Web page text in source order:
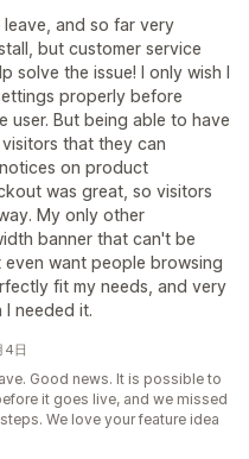
leave, and so far very
but customer service
solve the issue! I only wish I
properly before
user. But being able to have
that they can
on product
was great, so visitors
My only other
banner that can't be
want people browsing
fit my needs, and very
needed it.
4日
Good news. It is possible to
it goes live, and we missed
We love your feature idea